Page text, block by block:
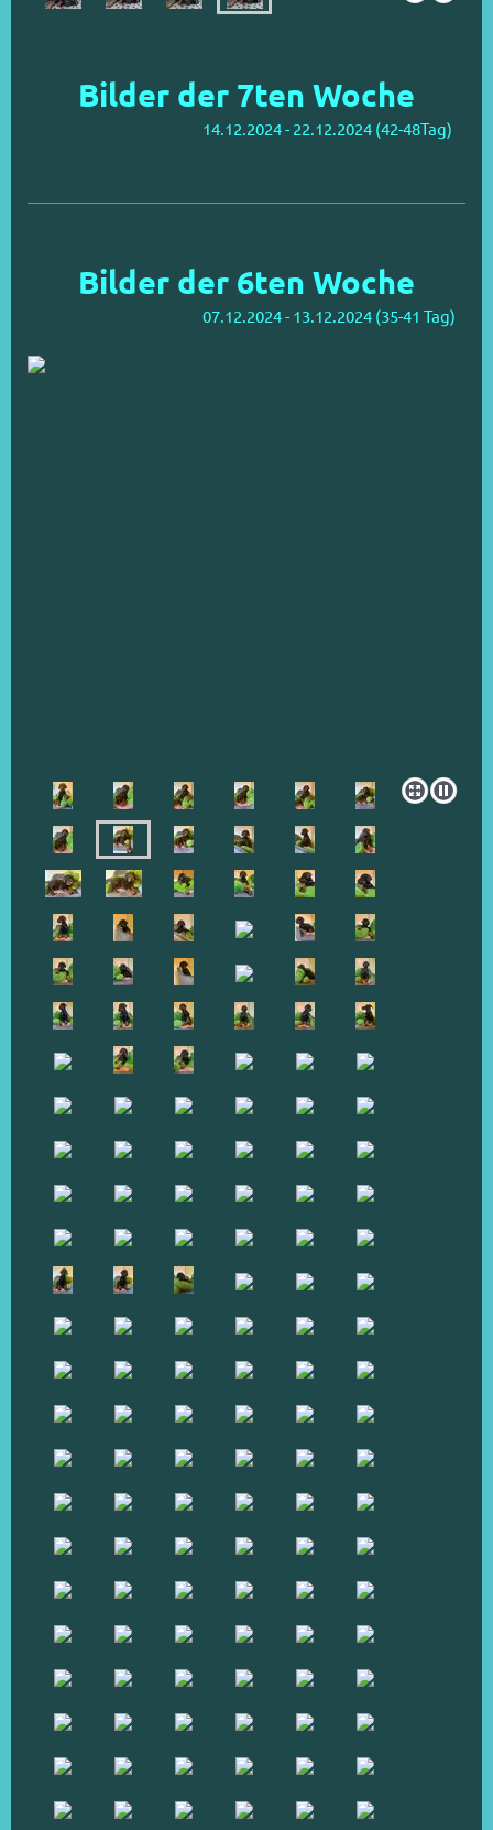
Bilder der 7ten Woche
14.12.2024 - 22.12.2024 (42-48Tag)
Bilder der 6ten Woche
07.12.2024 - 13.12.2024 (35-41 Tag)